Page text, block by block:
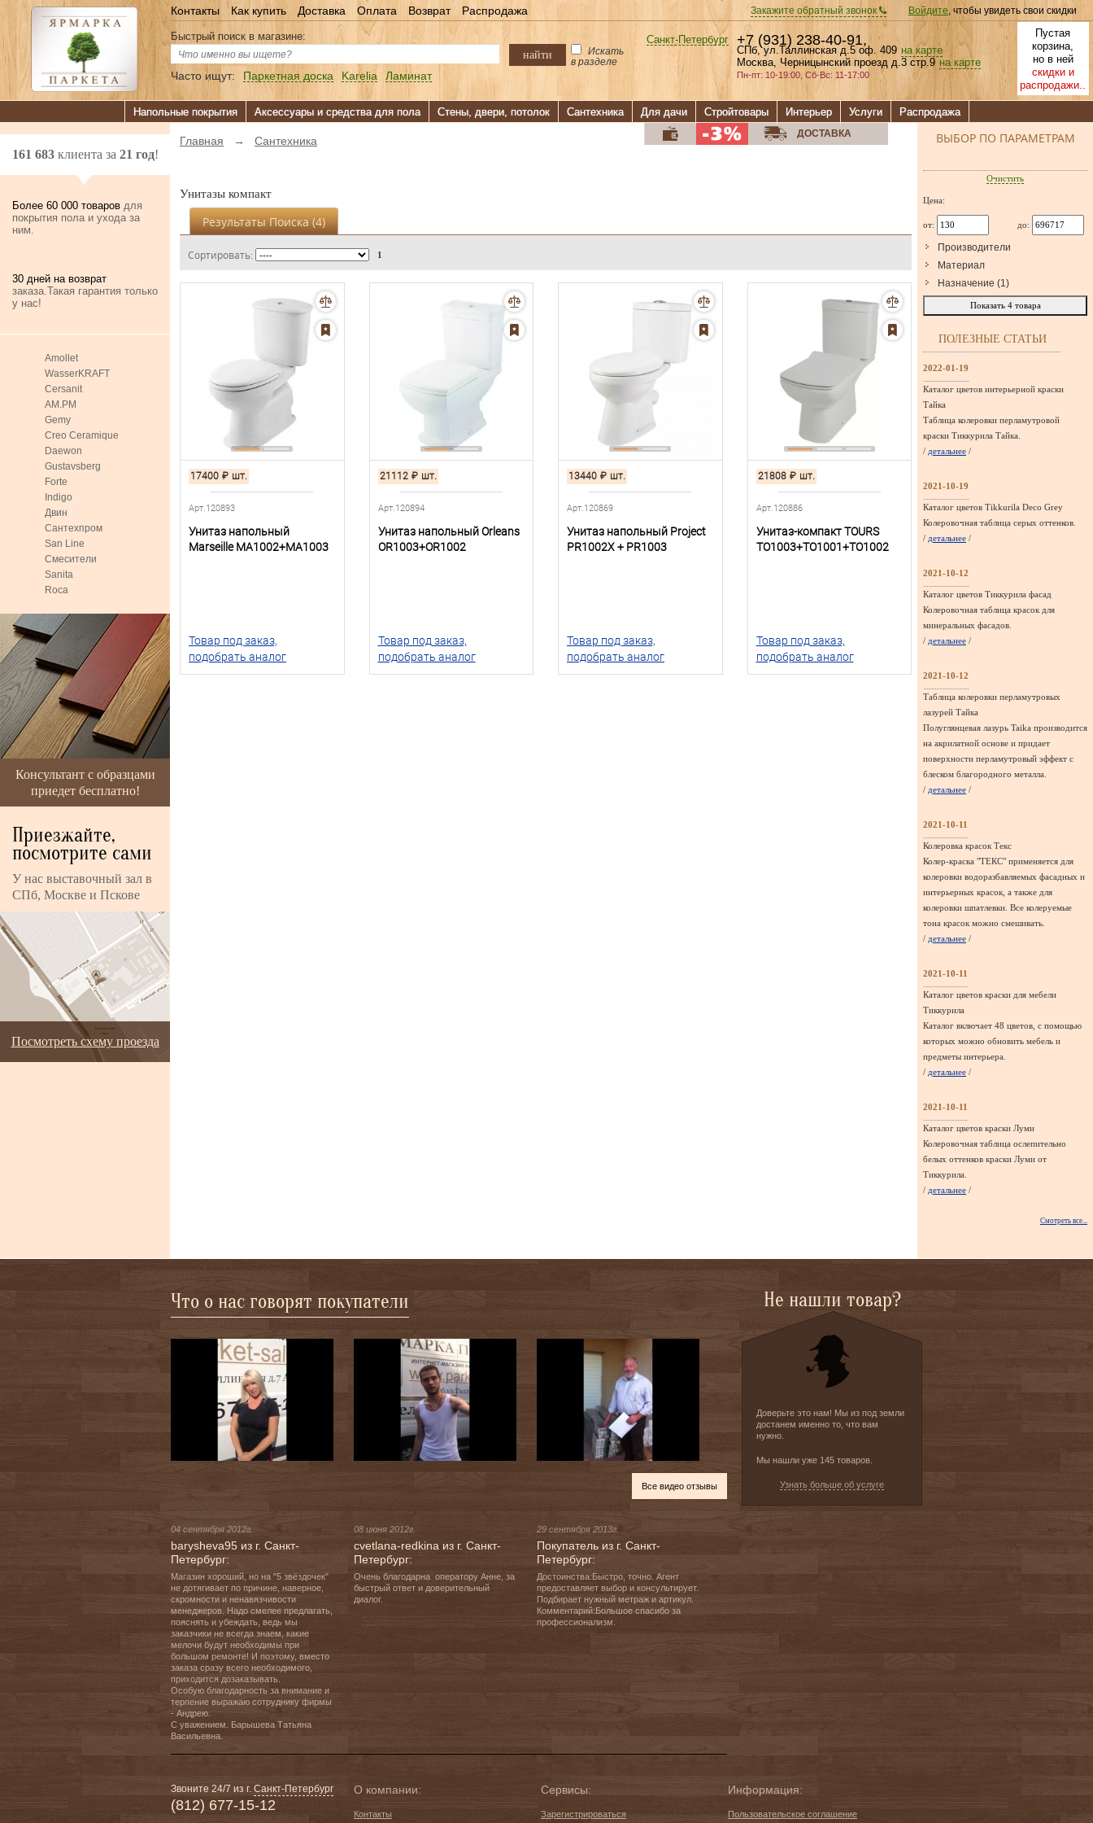
Закажите обратный звонок Войдите, чтобы увидеть свои скидки
Контакты Как купить Доставка Оплата Возврат Распродажа
Пустая
корзина,
но в ней
скидки и
распродажи..
Санкт-Петербург +7 (931) 238-40-91,
СПб, ул.Таллинская д.5 оф. 409 на карте
Москва, Черницынский проезд д.3 стр.9 на карте
Пн-пт: 10-19:00, Сб-Вс: 11-17:00
Быстрый поиск в магазине:
найти
Искать
в разделе
Часто ищут: Паркетная доска Karelia Ламинат
Напольные покрытия Аксессуары и средства для пола Стены, двери, потолок Сантехника Для дачи Стройтовары Интерьер Услуги Распродажа
161 683 клиента за 21 год!
Более 60 000 товаров для
покрытия пола и ухода за
ним.
30 дней на возврат
заказа.Такая гарантия только
у нас!
Amollet
WasserKRAFT
Cersanit
AM.PM
Gemy
Creo Ceramique
Daewon
Gustavsberg
Forte
Indigo
Двин
Сантехпром
San Line
Смесители
Sanita
Roca
Консультант с образцами
приедет бесплатно!
Приезжайте,
посмотрите сами
У нас выставочный зал в
СПб, Москве и Пскове
Посмотреть схему проезда
Главная → Сантехника
ДОСТАВКА
Унитазы компакт
Результаты Поиска (4)
Сортировать: 1
17400 ₽ шт.
Арт.120893
Унитаз напольный
Marseille MA1002+MA1003
Товар под заказ,
подобрать аналог
21112 ₽ шт.
Арт.120894
Унитаз напольный Orleans
OR1003+OR1002
Товар под заказ,
подобрать аналог
13440 ₽ шт.
Арт.120869
Унитаз напольный Project
PR1002X + PR1003
Товар под заказ,
подобрать аналог
21808 ₽ шт.
Арт.120886
Унитаз-компакт TOURS
TO1003+TO1001+TO1002
Товар под заказ,
подобрать аналог
ВЫБОР ПО ПАРАМЕТРАМ
Очистить
Цена:
от: до:
Производители
Материал
Назначение (1)
Показать 4 товара
ПОЛЕЗНЫЕ СТАТЬИ
2022-01-19
Каталог цветов интерьерной краски
Тайка
Таблица колеровки перламутровой
краски Тиккурила Тайка.
/ детальнее /
2021-10-19
Каталог цветов Tikkurila Deco Grey
Колеровочная таблица серых оттенков.
/ детальнее /
2021-10-12
Каталог цветов Тиккурила фасад
Колеровочная таблица красок для
минеральных фасадов.
/ детальнее /
2021-10-12
Таблица колеровки перламутровых
лазурей Тайка
Полуглянцевая лазурь Taika производится
на акрилатной основе и придает
поверхности перламутровый эффект с
блеском благородного металла.
/ детальнее /
2021-10-11
Колеровка красок Текс
Колер-краска "ТЕКС" применяется для
колеровки водоразбавляемых фасадных и
интерьерных красок, а также для
колеровки шпатлевки. Все колеруемые
тона красок можно смешивать.
/ детальнее /
2021-10-11
Каталог цветов краски для мебели
Тиккурила
Каталог включает 48 цветов, с помощью
которых можно обновить мебель и
предметы интерьера.
/ детальнее /
2021-10-11
Каталог цветов краски Луми
Колеровочная таблица ослепительно
белых оттенков краски Луми от
Тиккурила.
/ детальнее /
Смотреть все...
Что о нас говорят покупатели
Все видео отзывы
04 сентября 2012г.
barysheva95 из г. Санкт-
Петербург:
Магазин хороший, но на "5 звёздочек"
не дотягивает по причине, наверное,
скромности и ненавязчивости
менеджеров. Надо смелее предлагать,
пояснять и убеждать, ведь мы
заказчики не всегда знаем, какие
мелочи будут необходимы при
большом ремонте! И поэтому, вместо
заказа сразу всего необходимого,
приходится дозаказывать.
Особую благодарность за внимание и
терпение выражаю сотруднику фирмы
- Андрею.
С уважением. Барышева Татьяна
Васильевна.
08 июня 2012г.
cvetlana-redkina из г. Санкт-
Петербург:
Очень благодарна  оператору Анне, за
быстрый ответ и доверительный
диалог.
29 сентября 2013г.
Покупатель из г. Санкт-
Петербург:
Достоинства:Быстро, точно. Агент
предоставляет выбор и консультирует.
Подбирает нужный метраж и артикул.
Комментарий:Большое спасибо за
профессионализм.
Не нашли товар?
Доверьте это нам! Мы из под земли
достанем именно то, что вам
нужно.
Мы нашли уже 145 товаров.
Узнать больше об услуге
Звоните 24/7 из г. Санкт-Петербург
(812) 677-15-12
О компании:
Контакты
Сервисы:
Зарегистрироваться
Информация:
Пользовательское соглашение